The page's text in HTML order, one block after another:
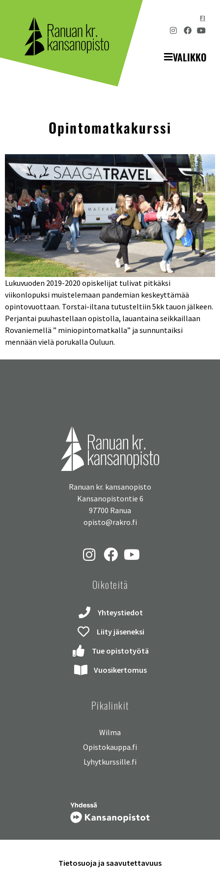
FI
VALIKKO
Opintomatkakurssi
Lukuvuoden 2019-2020 opiskelijat tulivat pitkäksi
viikonlopuksi muistelemaan pandemian keskeyttämää
opintovuottaan. Torstai-iltana tutusteltiin 5kk tauon jälkeen.
Perjantai puuhastellaan opistolla, lauantaina seikkaillaan
Rovaniemellä ” miniopintomatkalla” ja sunnuntaiksi
mennään vielä porukalla Ouluun.
Ranuan kr. kansanopisto
Kansanopistontie 6
97700 Ranua
opisto@rakro.fi
Oikoteitä
Yhteystiedot
Liity jäseneksi
Tue opistotyötä
Vuosikertomus
Pikalinkit
Wilma
Opistokauppa.fi
Lyhytkurssille.fi
Tietosuoja ja saavutettavuus